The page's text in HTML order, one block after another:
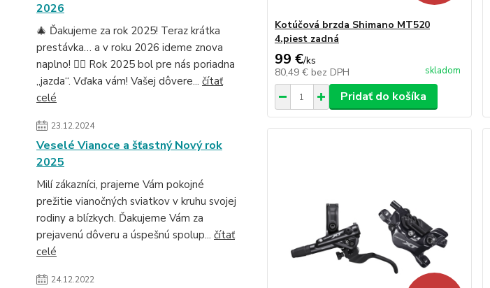
2026
🎄 Ďakujeme za rok 2025! Teraz krátka
prestávka… a v roku 2026 ideme znova
naplno! 🚴‍♂️ Rok 2025 bol pre nás poriadna
„jazda“. Vďaka vám! Vašej dôvere... čítať
celé
23.12.2024
Veselé Vianoce a šťastný Nový rok
2025
Milí zákazníci, prajeme Vám pokojné
prežitie vianočných sviatkov v kruhu svojej
rodiny a blízkych. Ďakujeme Vám za
prejavenú dôveru a úspešnú spolup... čítať
celé
24.12.2022
Kotúčová brzda Shimano MT520
4.piest zadná
99 €/ks
80,49 € bez DPH skladom
Pridať do košíka